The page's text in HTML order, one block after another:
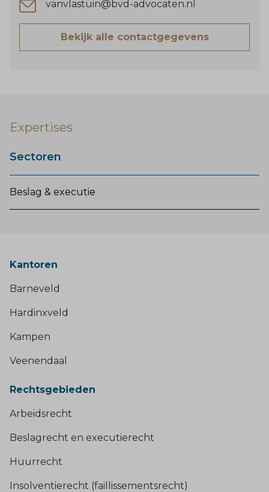
vanvlastuin@bvd-advocaten.nl
Bekijk alle contactgegevens
Expertises
Sectoren
Beslag & executie
Kantoren
Barneveld
Hardinxveld
Kampen
Veenendaal
Rechtsgebieden
Arbeidsrecht
Beslagrecht en executierecht
Huurrecht
Insolventierecht (faillissementsrecht)